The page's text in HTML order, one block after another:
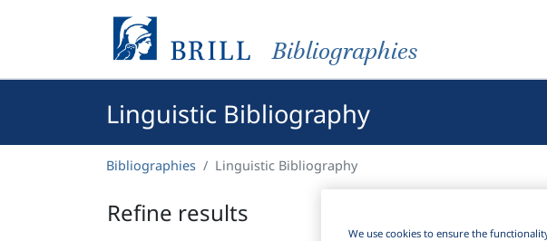
Bibliographies
Linguistic Bibliography
Bibliographies Linguistic Bibliography
Refine results
We use cookies to ensure the